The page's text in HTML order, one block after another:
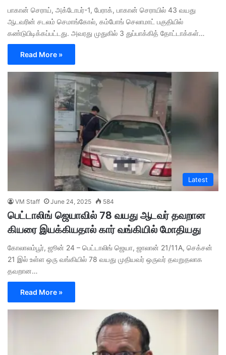
பாகான் செராய், அக்டோபர்-1, பேராக், பாகான் செராயில் 43 வயது
ஆடவரின் சடலம் செமாங்கோல், கம்போங் செலாமாட் பகுதியில்
கண்டுபிடிக்கப்பட்டது. அவரது முதுகில் 3 துப்பாக்கித் தோட்டாக்கள்…
Read More »
Latest
VM Staff June 24, 2025 584
பெட்டாலிங் ஜெயாவில் 78 வயது ஆடவர் தவறான
கியரை இயக்கியதால் கார் வங்கியில் மோதியது
கோலாலம்பூர், ஜூன் 24 – பெட்டாலிங் ஜெயா, ஜாலான் 21/11A, செக்சன்
21 இல் உள்ள ஒரு வங்கியில் 78 வயது முதியவர் ஒருவர் தவறுதலாக
தவறான…
Read More »